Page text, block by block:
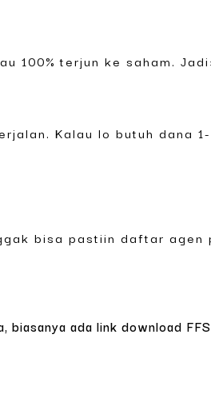
100% terjun ke saham.
Kalau lo butuh dana
bisa pastiin daftar agen
biasanya ada link download